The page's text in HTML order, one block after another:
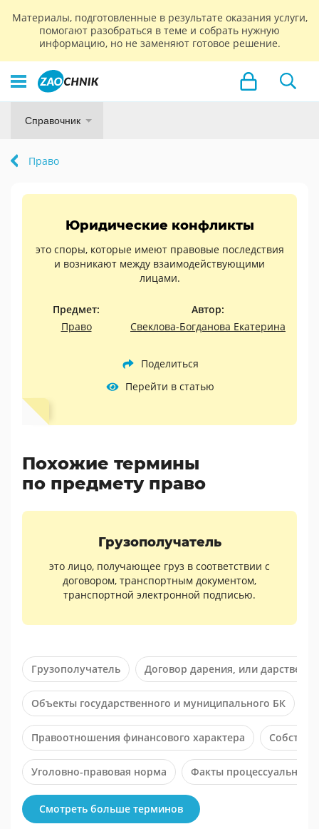
Материалы, подготовленные в результате оказания услуги,
помогают разобраться в теме и собрать нужную
информацию, но не заменяют готовое решение.
Справочник
Право
Юридические конфликты
это споры, которые имеют правовые последствия
и возникают между взаимодействующими
лицами.
Предмет:
Право
Автор:
Свеклова-Богданова Екатерина
Поделиться
Перейти в статью
Похожие термины
по предмету право
Грузополучатель
это лицо, получающее груз в соответствии с
договором, транспортным документом,
транспортной электронной подписью.
Грузополучатель Договор дарения, или
Объекты государственного и муниципального БК
Правоотношения финансового характера
Уголовно-правовая норма Факты процессуального
Смотреть больше терминов